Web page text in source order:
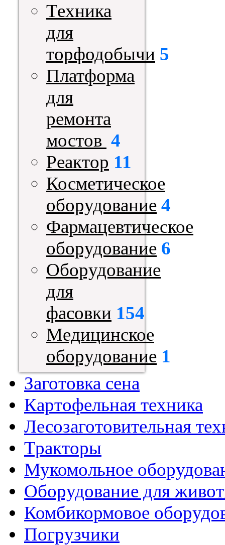
Техника
для
торфодобычи 5
Платформа
для
ремонта
мостов 4
Реактор 11
Косметическое
оборудование 4
Фармацевтическое
оборудование 6
Оборудование
для
фасовки 154
Медицинское
оборудование 1
Заготовка сена
Картофельная техника
Лесозаготовительная
Тракторы
Мукомольное
Оборудование для
Комбикормовое
Погрузчики